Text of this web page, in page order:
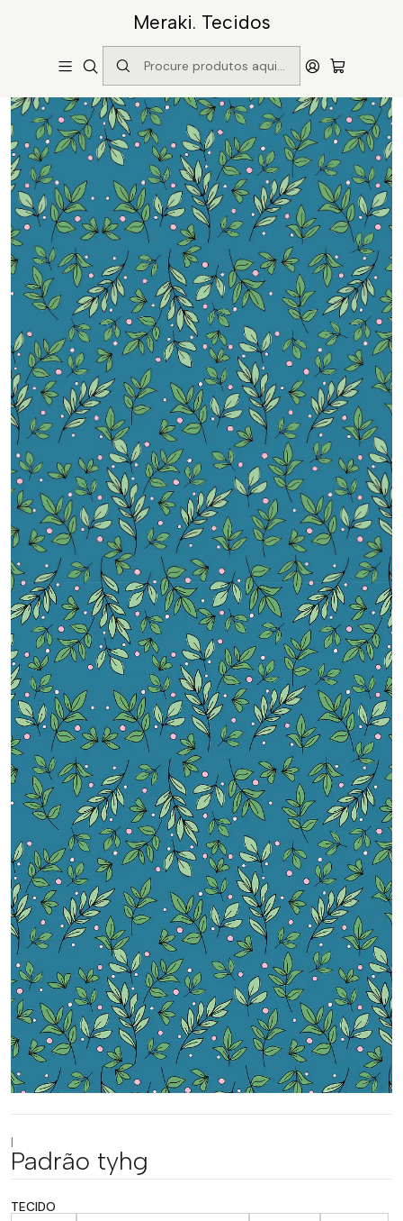
Meraki. Tecidos
Início Catálogo Padrão tyhg
|
Padrão tyhg
TECIDO